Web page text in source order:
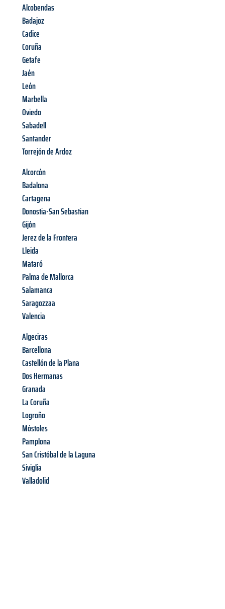
Alcobendas
Badajoz
Cadice
Coruña
Getafe
Jaén
León
Marbella
Oviedo
Sabadell
Santander
Torrejón de Ardoz
Alcorcón
Badalona
Cartagena
Donostia-San Sebastian
Gijón
Jerez de la Frontera
Lleida
Mataró
Palma de Mallorca
Salamanca
Saragozzaa
Valencia
Algeciras
Barcellona
Castellón de la Plana
Dos Hermanas
Granada
La Coruña
Logroño
Móstoles
Pamplona
San Cristóbal de la Laguna
Siviglia
Valladolid